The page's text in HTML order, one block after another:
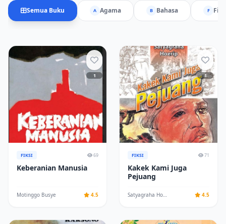
Semua Buku A Agama B Bahasa F
1
FIKSI 69
Keberanian Manusia
Motinggo Busye 4.5
1
FIKSI 71
Kakek Kami Juga
Pejuang
Satyagraha Hoerip 4.5